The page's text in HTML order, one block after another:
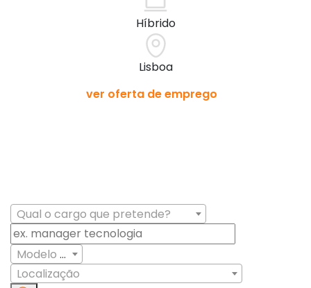
Híbrido
Lisboa
ver oferta de emprego
Qual o cargo que pretende?
Modelo trabalho
Localização